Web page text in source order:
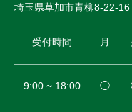
埼玉県草加市青柳8-22-16
受付時間 月
9:00 ~ 18:00 ◯